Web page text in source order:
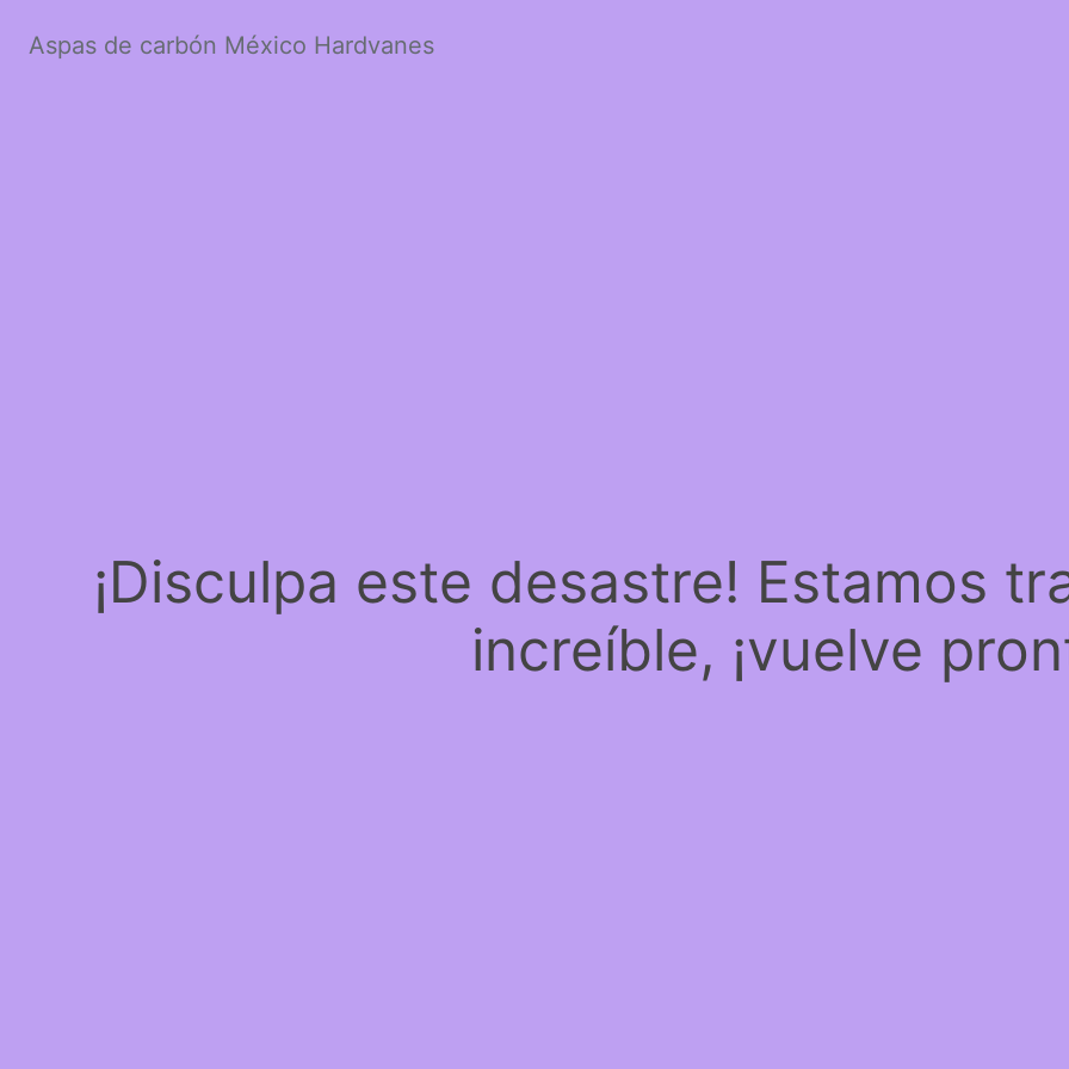
Aspas de carbón México Hardvanes
¡Disculpa este desastre! Estamos
increíble, ¡vuelve